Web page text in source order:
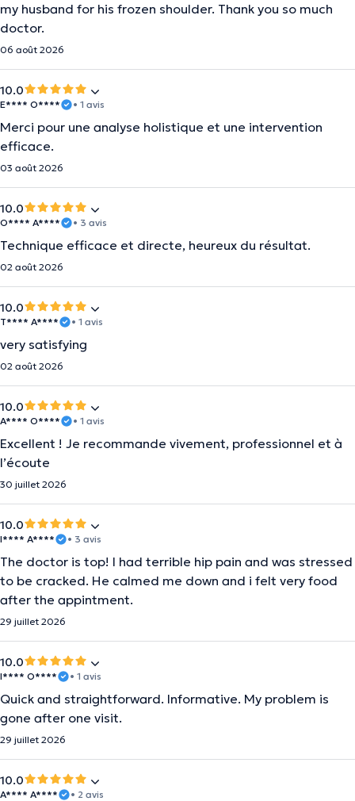
my husband for his frozen shoulder. Thank you so much
doctor.
06 août 2026
10.0
E**** O**** • 1 avis
Merci pour une analyse holistique et une intervention
efficace.
03 août 2026
10.0
O**** A**** • 3 avis
Technique efficace et directe, heureux du résultat.
02 août 2026
10.0
T**** A**** • 1 avis
very satisfying
02 août 2026
10.0
A**** O**** • 1 avis
Excellent ! Je recommande vivement, professionnel et à
l’écoute
30 juillet 2026
10.0
I**** A**** • 3 avis
The doctor is top! I had terrible hip pain and was stressed
to be cracked. He calmed me down and i felt very food
after the appintment.
29 juillet 2026
10.0
I**** O**** • 1 avis
Quick and straightforward. Informative. My problem is
gone after one visit.
29 juillet 2026
10.0
A**** A**** • 2 avis